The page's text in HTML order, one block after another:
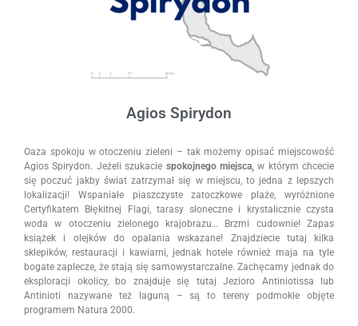
Agios Spirydon
Oaza spokoju w otoczeniu zieleni – tak możemy opisać miejscowość
Agios Spirydon. Jeżeli szukacie spokojnego miejsca, w którym chcecie
się poczuć jakby świat zatrzymał się w miejscu, to jedna z lepszych
lokalizacji! Wspaniałe piaszczyste zatoczkowe plaże, wyróżnione
Certyfikatem Błękitnej Flagi, tarasy słoneczne i krystalicznie czysta
woda w otoczeniu zielonego krajobrazu… Brzmi cudownie! Zapas
książek i olejków do opalania wskazane! Znajdziecie tutaj kilka
sklepików, restauracji i kawiarni, jednak hotele również maja na tyle
bogate zaplecze, że stają się samowystarczalne. Zachęcamy jednak do
eksploracji okolicy, bo znajduje się tutaj Jezioro Antiniotissa lub
Antinioti nazywane też laguną – są to tereny podmokłe objęte
programem Natura 2000.